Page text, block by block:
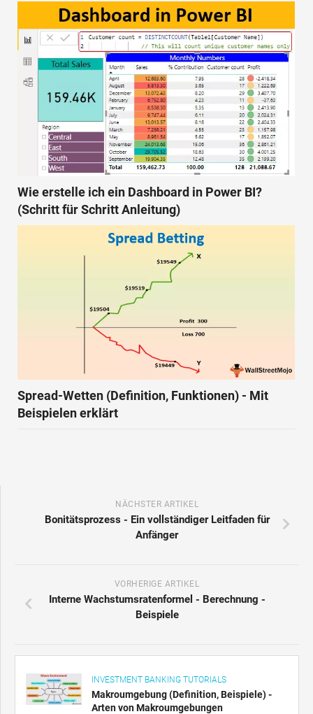
Wie erstelle ich ein Dashboard in Power BI?
(Schritt für Schritt Anleitung)
Spread-Wetten (Definition, Funktionen) - Mit
Beispielen erklärt
NÄCHSTER ARTIKEL
Bonitätsprozess - Ein vollständiger Leitfaden für
Anfänger
VORHERIGE ARTIKEL
Interne Wachstumsratenformel - Berechnung -
Beispiele
INVESTMENT BANKING TUTORIALS
Makroumgebung (Definition, Beispiele) -
Arten von Makroumgebungen